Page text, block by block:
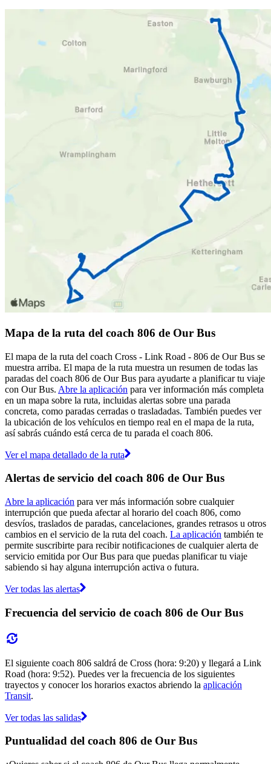
Mapa de la ruta del coach 806 de Our Bus
El mapa de la ruta del coach Cross - Link Road - 806 de Our Bus se
muestra arriba. El mapa de la ruta muestra un resumen de todas las
paradas del coach 806 de Our Bus para ayudarte a planificar tu viaje
con Our Bus. Abre la aplicación para ver información más completa
en un mapa sobre la ruta, incluidas alertas sobre una parada
concreta, como paradas cerradas o trasladadas. También puedes ver
la ubicación de los vehículos en tiempo real en el mapa de la ruta,
así sabrás cuándo está cerca de tu parada el coach 806.
Ver el mapa detallado de la ruta
Alertas de servicio del coach 806 de Our Bus
Abre la aplicación para ver más información sobre cualquier
interrupción que pueda afectar al horario del coach 806, como
desvíos, traslados de paradas, cancelaciones, grandes retrasos u otros
cambios en el servicio de la ruta del coach. La aplicación también te
permite suscribirte para recibir notificaciones de cualquier alerta de
servicio emitida por Our Bus para que puedas planificar tu viaje
sabiendo si hay alguna interrupción activa o futura.
Ver todas las alertas
Frecuencia del servicio de coach 806 de Our Bus
El siguiente coach 806 saldrá de Cross (hora: 9:20) y llegará a Link
Road (hora: 9:52). Puedes ver la frecuencia de los siguientes
trayectos y conocer los horarios exactos abriendo la aplicación
Transit.
Ver todas las salidas
Puntualidad del coach 806 de Our Bus